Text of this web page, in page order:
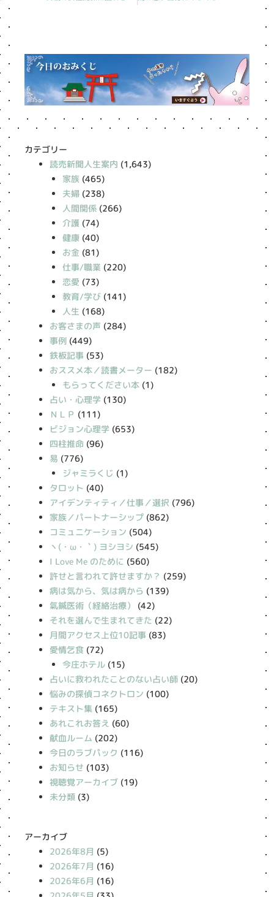
カテゴリー
読売新聞人生案内 (1,643)
家族(465)
夫婦(238)
人間関係(266)
介護 (74)
健康(40)
お金(81)
仕事/職業 (220)
恋愛 (73)
教育/学び(141)
人生 (168)
お客さまの声 (284)
事例 (449)
鉄板記事 (53)
おススメ本／読書メーター (182)
もらってください本(1)
占い・心理学 (130)
ＮＬＰ (111)
ビジョン心理学 (653)
四柱推命 (96)
易 (776)
ジャミラくじ (1)
タロット (40)
アイデンティティ／仕事／選択 (796)
家族／パートナーシップ (862)
コミュニケーション (504)
丶(・ω・｀) ヨシヨシ (545)
I Love Me のために (560)
許せと言われて許せますか？ (259)
病は気から、気は病から (139)
氣鍼医術（経絡治療）
(42)
それを選んで生まれてきた (22)
月間アクセス上位10記事 (83)
愛情乞食 (72)
今庄ホテル(15)
占いに救われたことのない占い師 (20)
悩みの探偵コネクトロン (100)
テキスト集 (165)
あれこれお答え (60)
献血ルーム (202)
今日のラブパック (116)
お知らせ (103)
視聴覚アーカイブ (19)
未分類 (3)
アーカイブ
2026年8月 (5)
2026年7月 (16)
2026年6月 (16)